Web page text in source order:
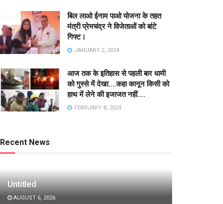
बिल लाओ ईनाम पाओ योजना के तहत
मंत्री प्रेमचंद्र ने विजेताओं को बांटे
गिफ्ट।
JANUARY 2, 2024
आज तक के इतिहास से पहली बार धामी
को गुस्से में देखा….कहा कानून किसी को
हाथ में लेने की इजाजत नहीं….
FEBRUARY 8, 2024
Recent News
Untitled
AUGUST 6, 2026